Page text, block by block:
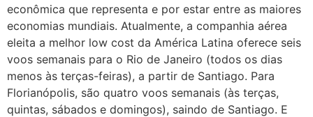
econômica que representa e por estar entre as maiores
economias mundiais. Atualmente, a companhia aérea
eleita a melhor low cost da América Latina oferece seis
voos semanais para o Rio de Janeiro (todos os dias
menos às terças-feiras), a partir de Santiago. Para
Florianópolis, são quatro voos semanais (às terças,
quintas, sábados e domingos), saindo de Santiago. E